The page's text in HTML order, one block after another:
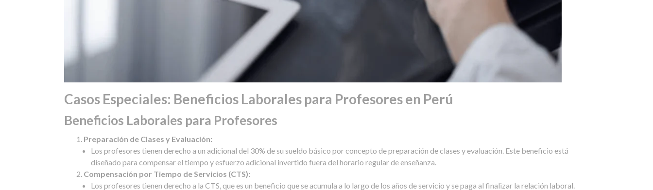
Casos Especiales: Beneficios Laborales para Profesores en Perú
Beneficios Laborales para Profesores
Preparación de Clases y Evaluación:
Los profesores tienen derecho a un adicional del 30% de su sueldo básico por concepto de preparación de clases y evaluación. Este beneficio está
diseñado para compensar el tiempo y esfuerzo adicional invertido fuera del horario regular de enseñanza.
Compensación por Tiempo de Servicios (CTS):
Los profesores tienen derecho a la CTS, que es un beneficio que se acumula a lo largo de los años de servicio y se paga al finalizar la relación laboral.